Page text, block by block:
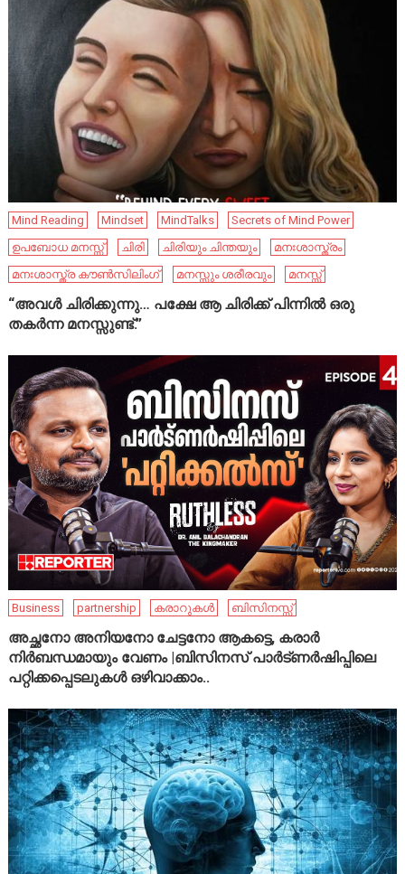
Mind Reading Mindset MindTalks
Secrets of Mind Power
ഉപബോധ മനസ്സ്
ചിരി ചിരിയും ചിന്തയും
മനഃശാസ്ത്രം
മനഃശാസ്ത്ര കൗൺസിലിംഗ്
മനസ്സും ശരീരവും മനസ്സ്
“അവൾ ചിരിക്കുന്നു… പക്ഷേ ആ ചിരിക്ക് പിന്നിൽ ഒരു
തകർന്ന മനസ്സുണ്ട്.”
Business partnership കരാറുകൾ ബിസിനസ്സ്
അച്ഛനോ അനിയനോ ചേട്ടനോ ആകട്ടെ, കരാർ
നിർബന്ധമായും വേണം |ബിസിനസ് പാർട്ണർഷിപ്പിലെ
പറ്റിക്കപ്പെടലുകൾ ഒഴിവാക്കാം..